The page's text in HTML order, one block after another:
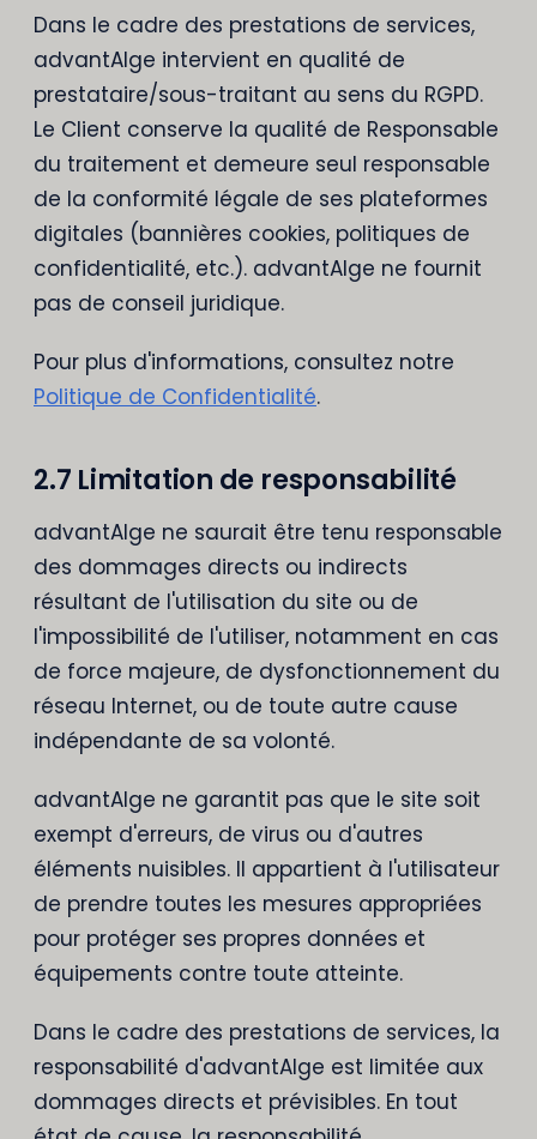
Dans le cadre des prestations de services,
advantAIge intervient en qualité de
prestataire/sous-traitant au sens du RGPD.
Le Client conserve la qualité de Responsable
du traitement et demeure seul responsable
de la conformité légale de ses plateformes
digitales (bannières cookies, politiques de
confidentialité, etc.). advantAIge ne fournit
pas de conseil juridique.
Pour plus d'informations, consultez notre
Politique de Confidentialité.
2.7 Limitation de responsabilité
advantAIge ne saurait être tenu responsable
des dommages directs ou indirects
résultant de l'utilisation du site ou de
l'impossibilité de l'utiliser, notamment en cas
de force majeure, de dysfonctionnement du
réseau Internet, ou de toute autre cause
indépendante de sa volonté.
advantAIge ne garantit pas que le site soit
exempt d'erreurs, de virus ou d'autres
éléments nuisibles. Il appartient à l'utilisateur
de prendre toutes les mesures appropriées
pour protéger ses propres données et
équipements contre toute atteinte.
Dans le cadre des prestations de services, la
responsabilité d'advantAIge est limitée aux
dommages directs et prévisibles. En tout